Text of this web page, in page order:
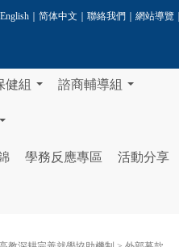
English｜ 简体中文 聯絡我們 網站導覽｜
健組 諮商輔導組
學務反應專區 活動分享